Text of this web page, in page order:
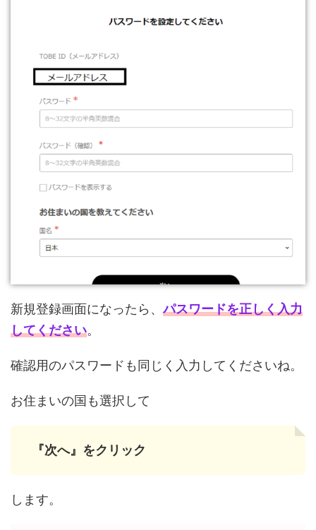
新規登録画面になったら、パスワードを正しく入力
してください。
確認用のパスワードも同じく入力してくださいね。
お住まいの国も選択して
『次へ』をクリック
します。